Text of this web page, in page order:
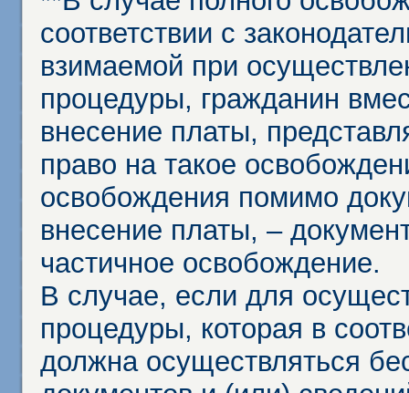
соответствии с
взимаемой при
процедуры, гражданин
внесение платы,
право на такое
освобождения помимо
внесение платы, –
частичное освобождение.
В случае, если для
процедуры, которая в
должна осуществляться